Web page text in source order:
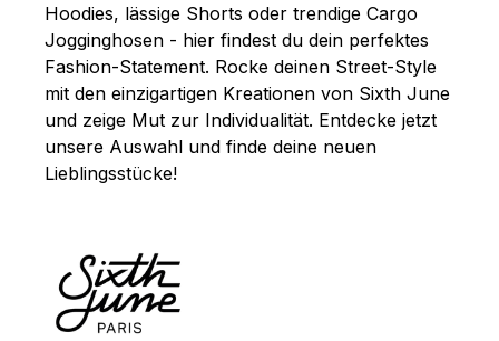
Hoodies, lässige Shorts oder trendige Cargo
Jogginghosen - hier findest du dein perfektes
Fashion-Statement. Rocke deinen Street-Style
mit den einzigartigen Kreationen von Sixth June
und zeige Mut zur Individualität. Entdecke jetzt
unsere Auswahl und finde deine neuen
Lieblingsstücke!